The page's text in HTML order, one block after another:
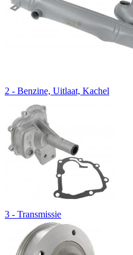
2 - Benzine, Uitlaat, Kachel
3 - Transmissie